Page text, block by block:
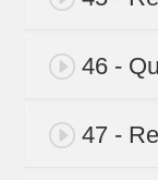
46 -
47 -